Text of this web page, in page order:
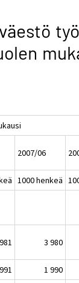
2007/06
1000 henkeä
3 980
1 990